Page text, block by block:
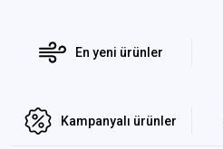
En yeni ürünler
Kampanyalı ürünler